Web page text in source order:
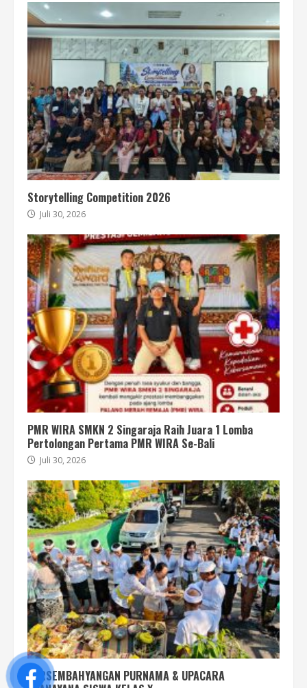
Storytelling Competition 2026
Juli 30, 2026
PMR WIRA SMKN 2 Singaraja Raih Juara 1 Lomba
Pertolongan Pertama PMR WIRA Se-Bali
Juli 30, 2026
PERSEMBAHYANGAN PURNAMA & UPACARA